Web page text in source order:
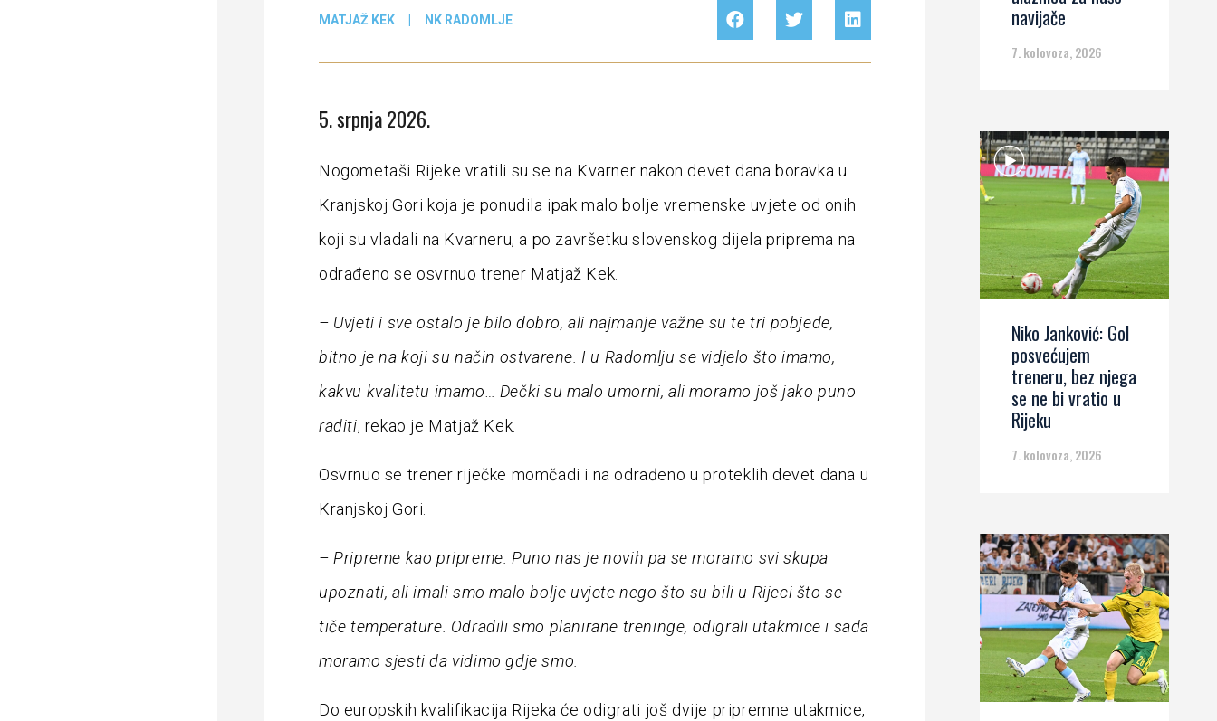
MATJAŽ KEK NK RADOMLJE
5. srpnja 2026.
Nogometaši Rijeke vratili su se na Kvarner nakon devet dana boravka u
Kranjskoj Gori koja je ponudila ipak malo bolje vremenske uvjete od onih
koji su vladali na Kvarneru, a po završetku slovenskog dijela priprema na
odrađeno se osvrnuo trener Matjaž Kek.
– Uvjeti i sve ostalo je bilo dobro, ali najmanje važne su te tri pobjede,
bitno je na koji su način ostvarene. I u Radomlju se vidjelo što imamo,
kakvu kvalitetu imamo… Dečki su malo umorni, ali moramo još jako puno
raditi, rekao je Matjaž Kek.
Osvrnuo se trener riječke momčadi i na odrađeno u proteklih devet dana u
Kranjskoj Gori.
– Pripreme kao pripreme. Puno nas je novih pa se moramo svi skupa
upoznati, ali imali smo malo bolje uvjete nego što su bili u Rijeci što se
tiče temperature. Odradili smo planirane treninge, odigrali utakmice i sada
moramo sjesti da vidimo gdje smo.
Do europskih kvalifikacija Rijeka će odigrati još dvije pripremne utakmice,
navijače
7. kolovoza, 2026
Niko Janković: Gol
posvećujem
treneru, bez njega
se ne bi vratio u
Rijeku
7. kolovoza, 2026